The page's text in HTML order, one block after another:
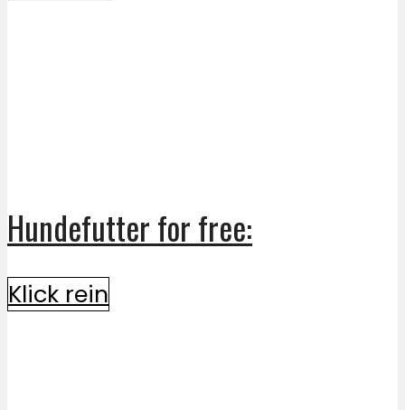
Hundefutter for free:
Klick rein